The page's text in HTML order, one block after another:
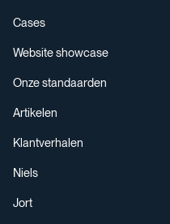
Cases
Website showcase
Onze standaarden
Artikelen
Klantverhalen
Niels
Jort